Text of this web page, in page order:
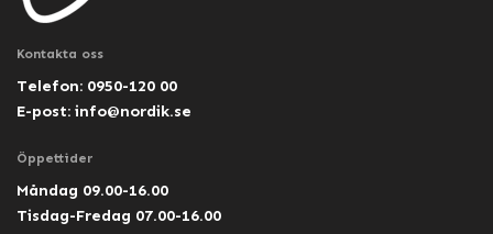
Kontakta oss
Telefon: 0950-120 00
E-post: info@nordik.se
Öppettider
Måndag 09.00-16.00
Tisdag-Fredag 07.00-16.00